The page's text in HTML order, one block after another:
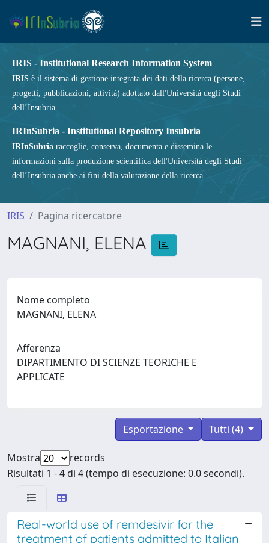
IRIS - Institutional Research Information System
IRIS è il sistema di gestione integrata dei dati della ricerca (persone,
progetti, pubblicazioni, attività) adottato dall'Università degli Studi
dell’Insubria.
IRInSubria - Institutional Repository Insubria
IRInSubria raccoglie, conserva, documenta e dissemina le
informazioni sulla produzione scientifica dell'Università degli Studi
dell’Insubria anche ai fini della valutazione della ricerca.
IRIS Pagina ricercatore
MAGNANI, ELENA
Nome completo
MAGNANI, ELENA
Afferenza
DIPARTIMENTO DI SCIENZE TEORICHE E
APPLICATE
Tutti (4)
Esportazione
Mostra
records
Risultati 1 - 4 di 4 (tempo di esecuzione: 0.0 secondi).
Real-world use of remdesivir for the
treatment of patients admitted to Italian